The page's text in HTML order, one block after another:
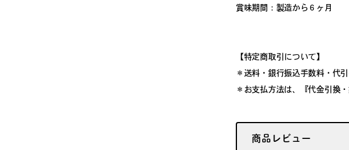
賞味期間：製造から６ヶ月
【特定商取引について】
＊送料・銀行振込手数料・代
＊お支払方法は、『代金引換
商品レビュー